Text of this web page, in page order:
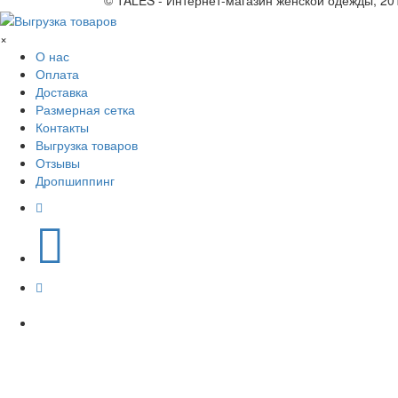
×
О нас
Оплата
Доставка
Размерная сетка
Контакты
Выгрузка товаров
Отзывы
Дропшиппинг